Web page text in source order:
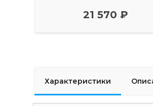
21 570 ₽
Характеристики